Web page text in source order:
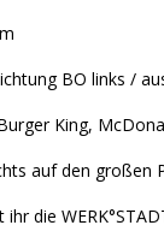
BO links /
King,
auf den großen
die